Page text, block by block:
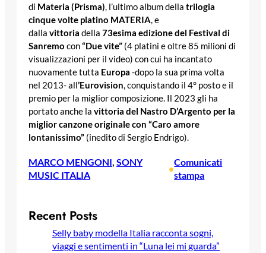
di Materia (Prisma), l’ultimo album della trilogia
cinque volte platino MATERIA, e
dalla vittoria della 73esima edizione del Festival di
Sanremo con“Due vite” (4 platini e oltre 85 milioni di
visualizzazioni per il video) con cui ha incantato
nuovamente tutta Europa -dopo la sua prima volta
nel 2013- all’Eurovision, conquistando il 4° posto e il
premio per la miglior composizione. Il 2023 gli ha
portato anche la vittoria del Nastro D’Argento per la
miglior canzone originale con “Caro amore
lontanissimo” (inedito di Sergio Endrigo).
MARCO MENGONI, SONY
MUSIC ITALIA
•
Comunicati
stampa
Recent Posts
Selly baby modella Italia racconta sogni,
viaggi e sentimenti in “Luna lei mi guarda”